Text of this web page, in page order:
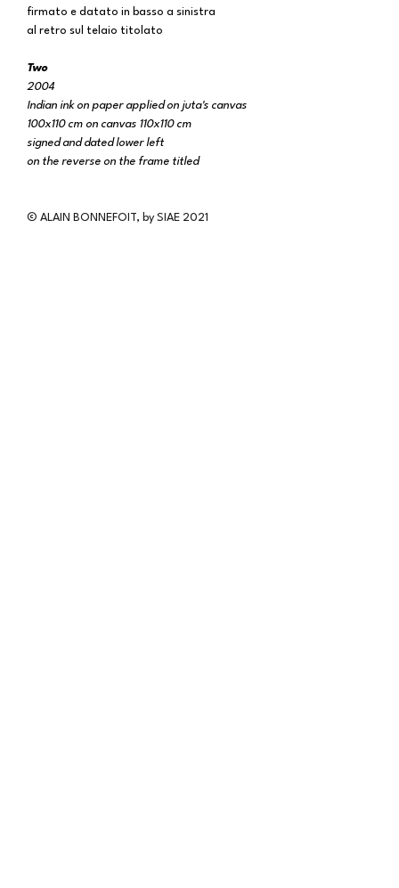
firmato e datato in basso a sinistra
al retro sul telaio titolato
Two
2004
Indian ink on paper applied on juta's canvas
100x110 cm on canvas 110x110 cm
signed and dated lower left
on the reverse on the frame titled
© ALAIN BONNEFOIT, by SIAE 2021